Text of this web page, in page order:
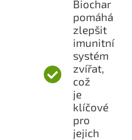
Biochar
pomáhá
zlepšit
imunitní
systém
zvířat,
což
je
klíčové
pro
jejich